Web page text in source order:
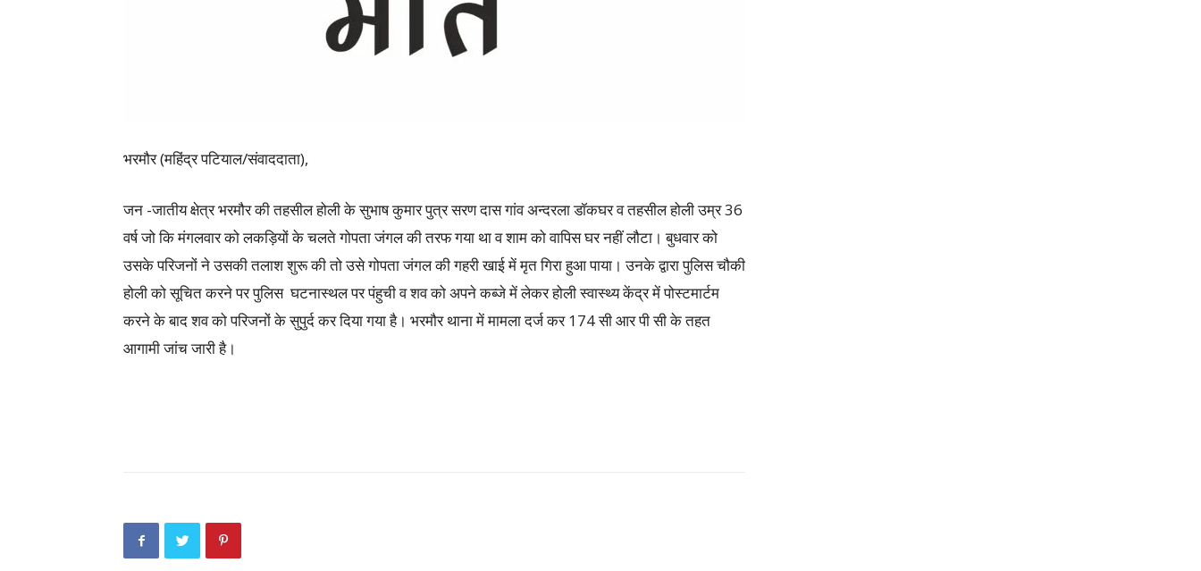
भरमौर (महिंद्र पटियाल/संवाददाता),
जन -जातीय क्षेत्र भरमौर की तहसील होली के सुभाष कुमार पुत्र सरण दास गांव अन्दरला डॉकघर व तहसील होली उम्र 36
वर्ष जो कि मंगलवार को लकड़ियों के चलते गोपता जंगल की तरफ गया था व शाम को वापिस घर नहीं लौटा। बुधवार को
उसके परिजनों ने उसकी तलाश शुरू की तो उसे गोपता जंगल की गहरी खाई में मृत गिरा हुआ पाया। उनके द्वारा पुलिस चौकी
होली को सूचित करने पर पुलिस घटनास्थल पर पंहुची व शव को अपने कब्जे में लेकर होली स्वास्थ्य केंद्र में पोस्टमार्टम
करने के बाद शव को परिजनों के सुपुर्द कर दिया गया है। भरमौर थाना में मामला दर्ज कर 174 सी आर पी सी के तहत
आगामी जांच जारी है।